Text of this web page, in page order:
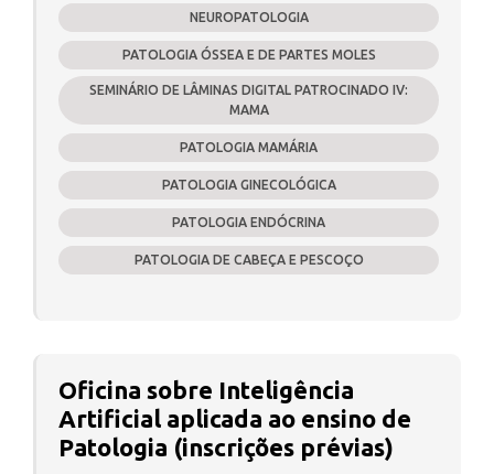
NEUROPATOLOGIA
PATOLOGIA ÓSSEA E DE PARTES MOLES
SEMINÁRIO DE LÂMINAS DIGITAL PATROCINADO IV:
MAMA
PATOLOGIA MAMÁRIA
PATOLOGIA GINECOLÓGICA
PATOLOGIA ENDÓCRINA
PATOLOGIA DE CABEÇA E PESCOÇO
Oficina sobre Inteligência
Artificial aplicada ao ensino de
Patologia (inscrições prévias)